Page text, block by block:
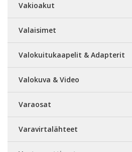
Vakioakut
Valaisimet
Valokuitukaapelit & Adapterit
Valokuva & Video
Varaosat
Varavirtalähteet